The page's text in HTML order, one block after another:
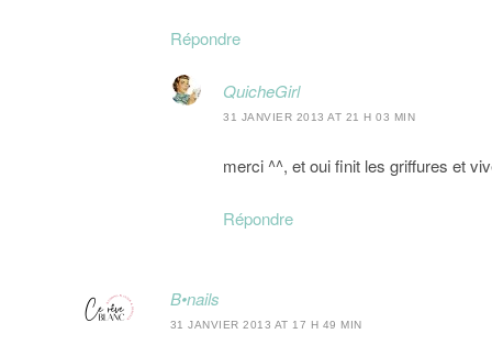
Répondre
QuicheGirl
31 JANVIER 2013 AT 21 H 03 MIN
merci ^^, et oui finit les griffures et
Répondre
B•nails
31 JANVIER 2013 AT 17 H 49 MIN